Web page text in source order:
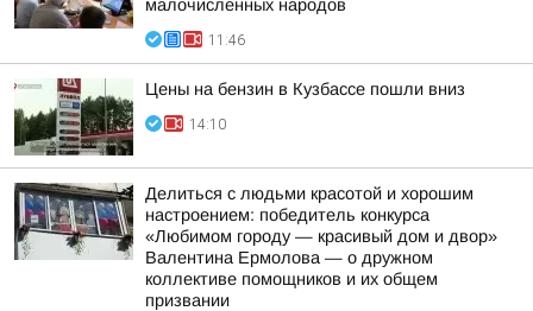
малочисленных народов
11:46
Цены на бензин в Кузбассе пошли вниз
14:10
Делиться с людьми красотой и хорошим
настроением: победитель конкурса
«Любимом городу — красивый дом и двор»
Валентина Ермолова — о дружном
коллективе помощников и их общем
призвании